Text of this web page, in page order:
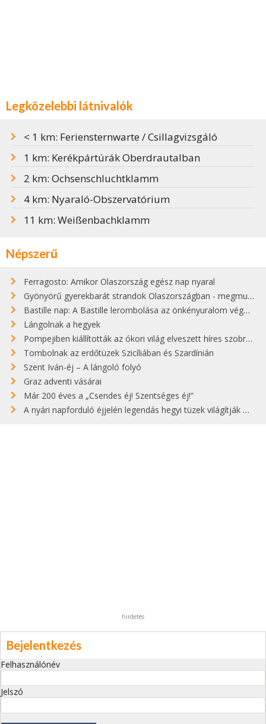
Legközelebbi látnivalók
< 1 km: Feriensternwarte / Csillagvizsgáló
1 km: Kerékpártúrák Oberdrautalban
2 km: Ochsenschluchtklamm
4 km: Nyaraló-Obszervatórium
11 km: Weißenbachklamm
Népszerű
Ferragosto: Amikor Olaszország egész nap nyaral
Gyönyörű gyerekbarát strandok Olaszországban - megmutatjuk a 15 legjobbat
Bastille nap: A Bastille lerombolása az önkényuralom végét jelentette
Lángolnak a hegyek
Pompejiben kiállították az ókori világ elveszett híres szobrának másolatát
Tombolnak az erdőtüzek Szicíliában és Szardínián
Szent Iván-éj – A lángoló folyó
Graz adventi vásárai
Már 200 éves a „Csendes éj! Szentséges éj!”
A nyári napforduló éjjelén legendás hegyi tüzek világítják meg Zugspitzét
hirdetés
Bejelentkezés
Felhasználónév
Jelszó